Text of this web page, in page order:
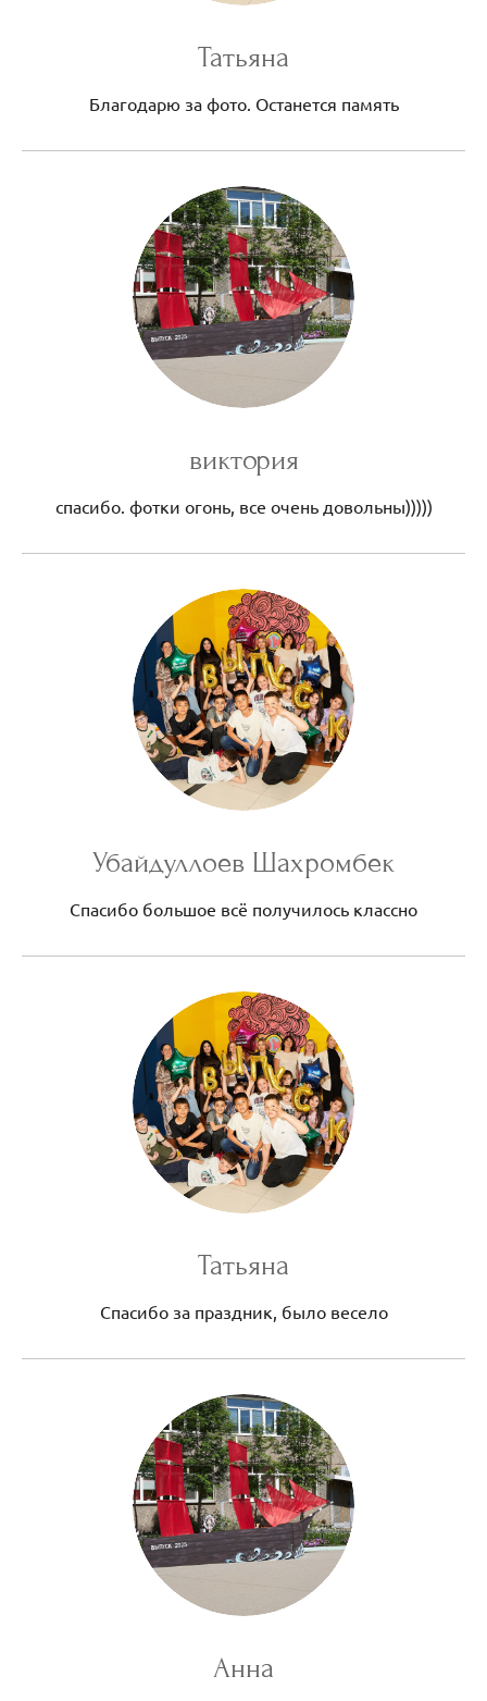
Татьяна
Благодарю за фото. Останется память
виктория
спасибо. фотки огонь, все очень довольны)))))
Убайдуллоев Шахромбек
Спасибо большое всё получилось классно
Татьяна
Спасибо за праздник, было весело
Анна